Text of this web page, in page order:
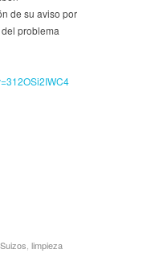
de su aviso por
problema
limpieza